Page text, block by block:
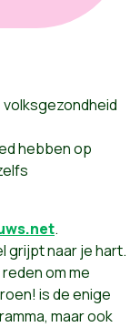
volksgezondheid
hebben op
.
grijpt naar je hart.
om me
is de enige
maar ook